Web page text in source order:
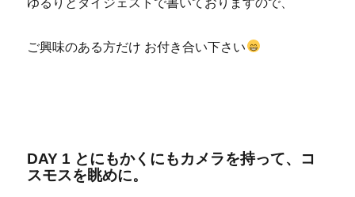
ご興味のある方だけ お付き合い下さい
DAY 1 とにもかくにもカメラを持って、コ
スモスを眺めに。